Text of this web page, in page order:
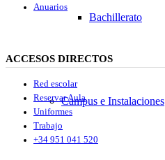
Bachillerato
Campus e Instalaciones
Anuarios
ACCESOS DIRECTOS
Red escolar
Reservar Aula
Uniformes
Trabajo
+34 951 041 520